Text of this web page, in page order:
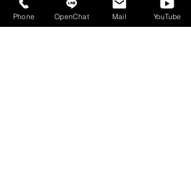
Phone OpenChat Mail YouTube